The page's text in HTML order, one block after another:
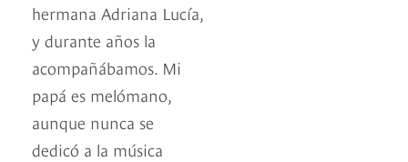
hermana Adriana Lucía,
y durante años la
acompañábamos. Mi
papá es melómano,
aunque nunca se
dedicó a la música